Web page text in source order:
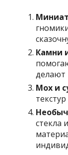
Камни
делают
Мох и
стекла